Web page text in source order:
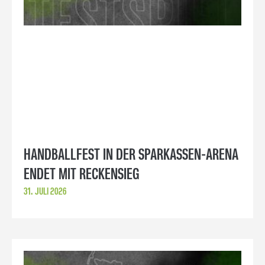
HANDBALLFEST IN DER SPARKASSEN-ARENA
ENDET MIT RECKENSIEG
31. JULI 2026